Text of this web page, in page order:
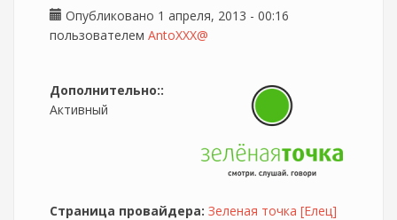
Опубликовано 1 апреля, 2013 - 00:16
пользователем AntoXXX@
Дополнительно::
Активный
Страница провайдера: Зеленая точка [Елец]